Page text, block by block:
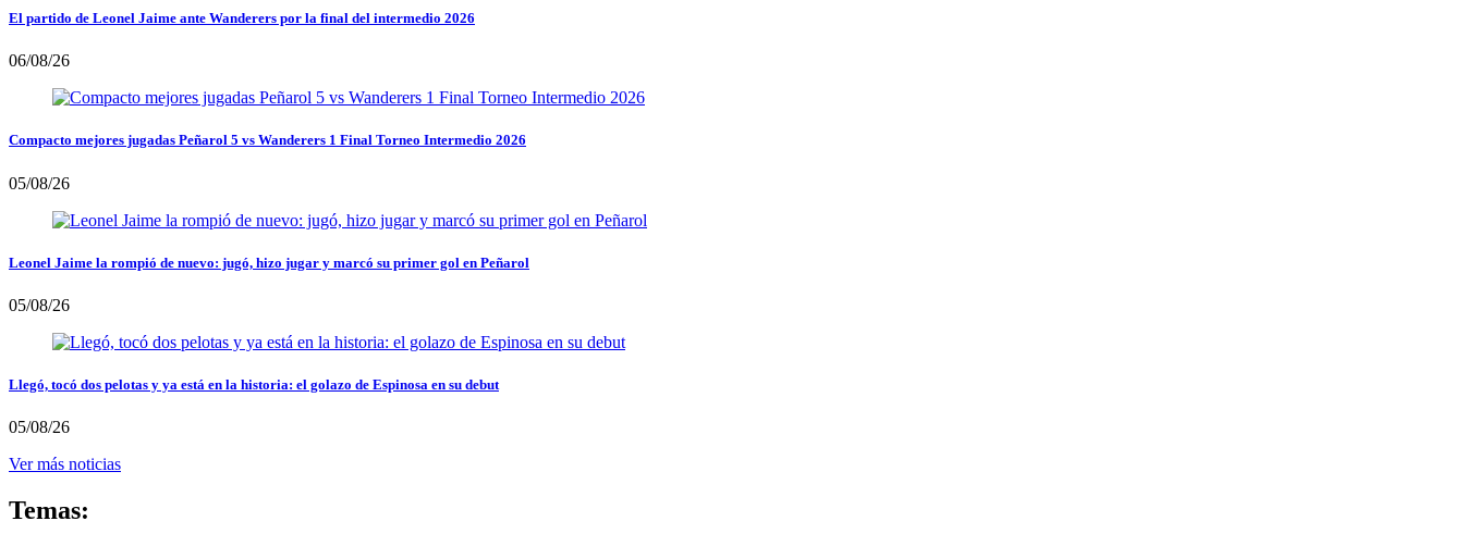
El partido de Leonel Jaime ante Wanderers por la final del intermedio 2026
06/08/26
Compacto mejores jugadas Peñarol 5 vs Wanderers 1 Final Torneo Intermedio 2026
05/08/26
Leonel Jaime la rompió de nuevo: jugó, hizo jugar y marcó su primer gol en Peñarol
05/08/26
Llegó, tocó dos pelotas y ya está en la historia: el golazo de Espinosa en su debut
05/08/26
Ver más noticias
Temas: